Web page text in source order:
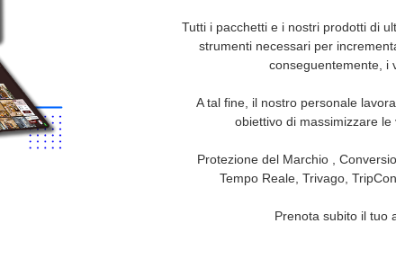
Tutti i pacchetti e i nostri prodotti di
strumenti necessari per
conseguentemente, i
A tal fine, il nostro personale
obiettivo di massimizzare le
Protezione del Marchio ,
Tempo Reale, Trivago,
Prenota subito il tuo